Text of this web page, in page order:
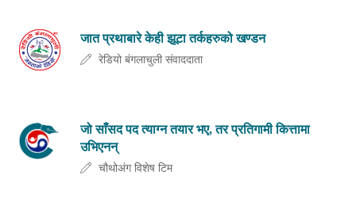
जात प्रथाबारे केही झूटा तर्कहरुको खण्डन
रेडियो बंगलाचुली संवाददाता
जो साँसद पद त्याग्न तयार भए, तर प्रतिगामी कित्तामा
उभिएनन्
चौथोअंग विशेष टिम